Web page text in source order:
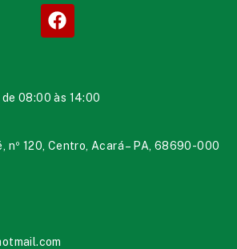
08:00 às 14:00
nº 120, Centro, Acará – PA, 68690-000